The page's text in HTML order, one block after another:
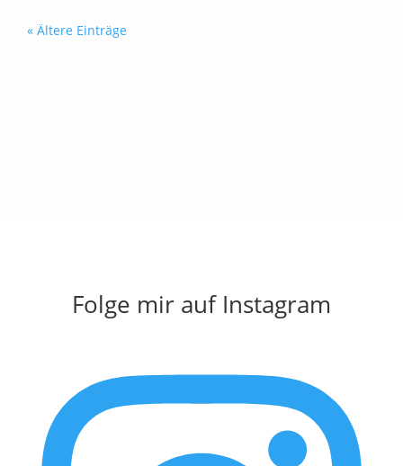
« Ältere Einträge
Folge mir auf Instagram